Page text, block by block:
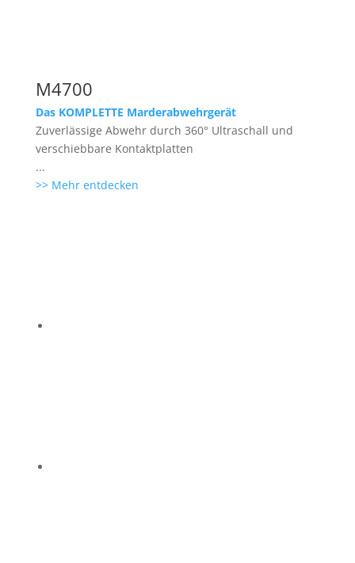
M4700
Das KOMPLETTE Marderabwehrgerät
Zuverlässige Abwehr durch 360° Ultraschall und
verschiebbare Kontaktplatten
...
>> Mehr entdecken